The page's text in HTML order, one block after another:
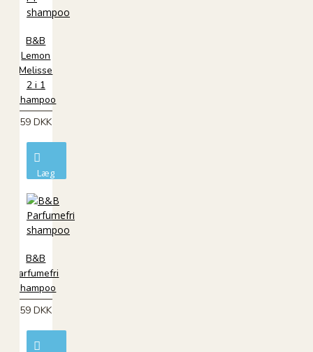
B&B
Lemon
Melisse
2 i 1
shampoo
59 DKK
Læg
kurv
B&B
Parfumefri
shampoo
59 DKK